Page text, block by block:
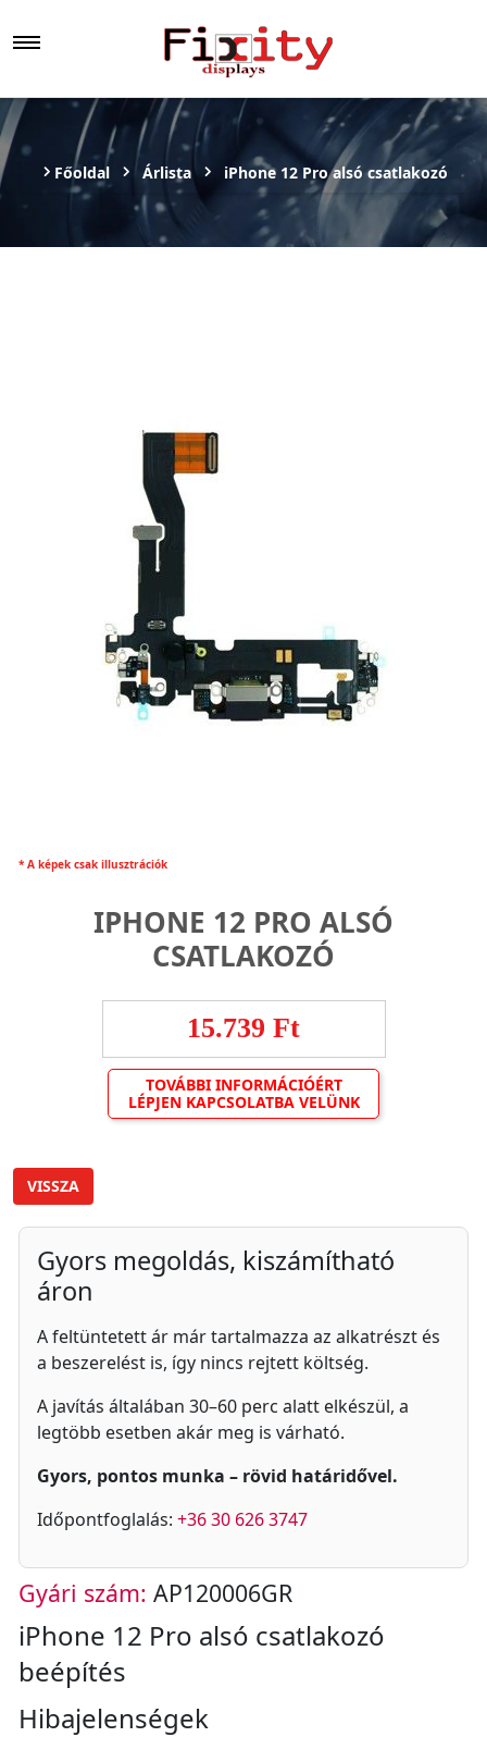
Főoldal Árlista iPhone 12 Pro alsó csatlakozó
* A képek csak illusztrációk
IPHONE 12 PRO ALSÓ
CSATLAKOZÓ
15.739 Ft
TOVÁBBI INFORMÁCIÓÉRT
LÉPJEN KAPCSOLATBA VELÜNK
VISSZA
Gyors megoldás, kiszámítható
áron
A feltüntetett ár már tartalmazza az alkatrészt és
a beszerelést is, így nincs rejtett költség.
A javítás általában 30–60 perc alatt elkészül, a
legtöbb esetben akár meg is várható.
Gyors, pontos munka – rövid határidővel.
Időpontfoglalás: +36 30 626 3747
Gyári szám: AP120006GR
iPhone 12 Pro alsó csatlakozó
beépítés
Hibajelenségek